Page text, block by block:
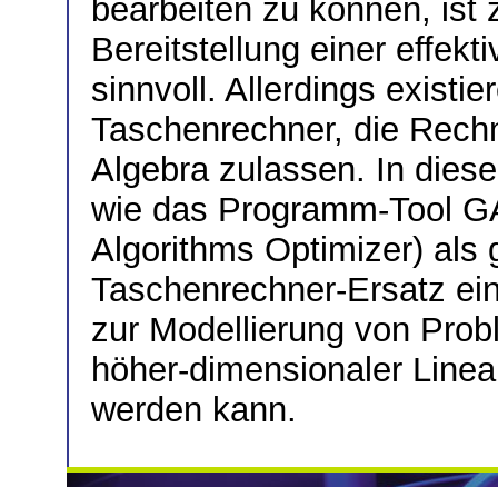
bearbeiten zu können, ist
Bereitstellung einer
sinnvoll. Allerdings
Taschenrechner, die
Algebra zulassen. In
wie das Programm-Tool
Algorithms Optimizer) als
Taschenrechner-Ersatz
zur Modellierung von
höher-dimensionaler
werden kann.